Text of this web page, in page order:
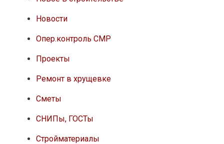
Новости
Опер.контроль СМР
Проекты
Ремонт в хрущевке
Сметы
СНИПы, ГОСТы
Стройматериалы